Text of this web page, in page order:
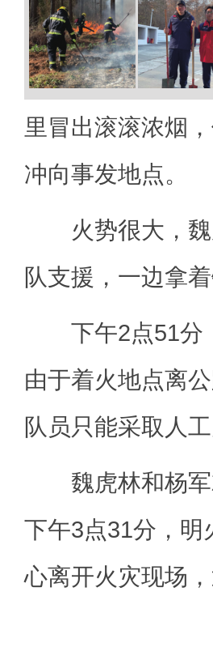
里冒出滚滚浓烟
冲向事发地点。
火势很大，魏
队支援，一边拿
下午2点51分，
由于着火地点离
队员只能采取人
魏虎林和杨军
下午3点31分，明
心离开火灾现场